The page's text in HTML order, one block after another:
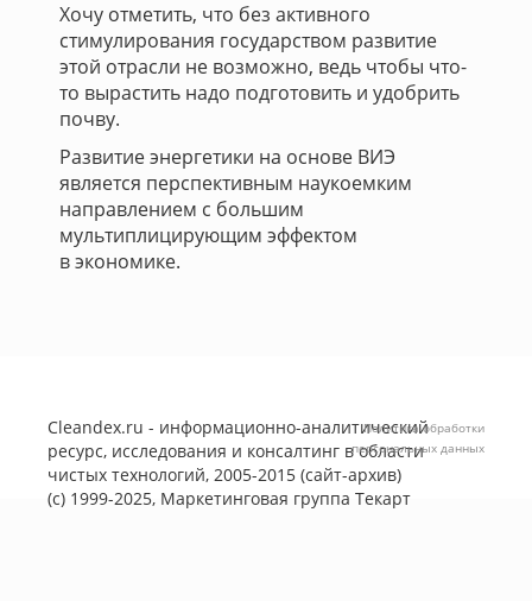
Хочу отметить, что без активного
стимулирования государством развитие
этой отрасли не возможно, ведь чтобы что-
то вырастить надо подготовить и удобрить
почву.
Развитие энергетики на основе ВИЭ
является перспективным наукоемким
направлением с большим
мультиплицирующим эффектом
в экономике.
Cleandex.ru - информационно-аналитический
ресурс, исследования и консалтинг в области
чистых технологий, 2005-2015 (сайт-архив)
(с) 1999-2025, Маркетинговая группа Текарт
Политика обработки
персональных данных